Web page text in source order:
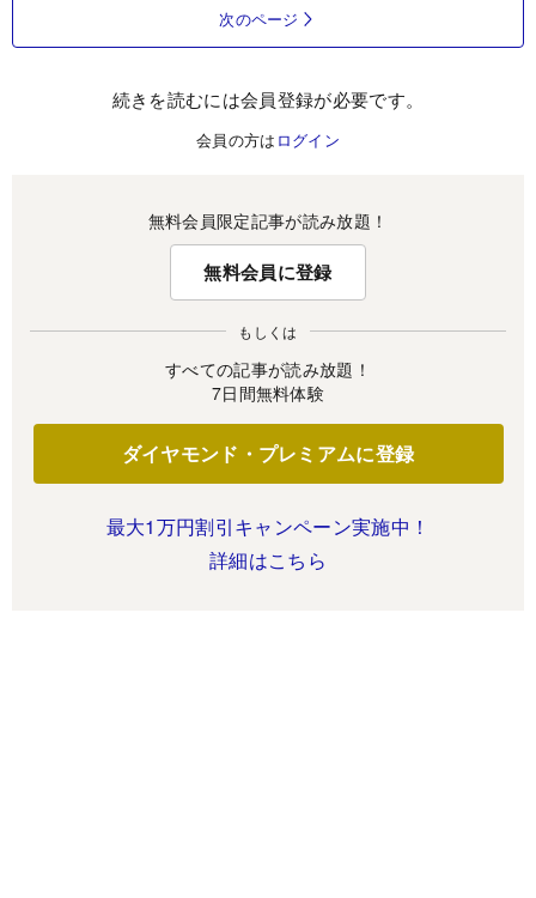
次のページ
続きを読むには会員登録が必要です。
会員の方は ログイン
無料会員限定記事が読み放題！
無料会員に登録
もしくは
すべての記事が読み放題！
7日間無料体験
ダイヤモンド・プレミアムに登録
最大1万円割引キャンペーン実施中！
詳細はこちら